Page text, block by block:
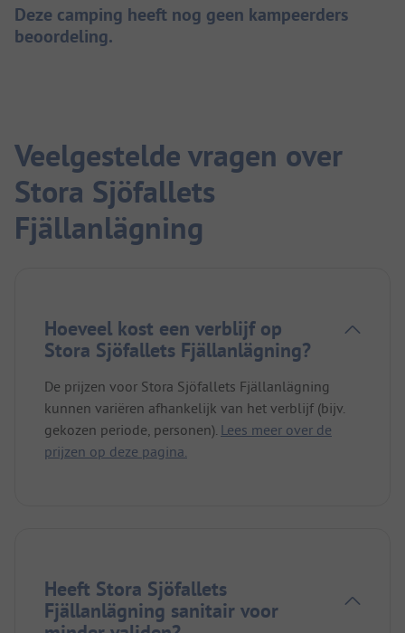
Deze camping heeft nog geen kampeerders
beoordeling.
Veelgestelde vragen over
Stora Sjöfallets
Fjällanlägning
Hoeveel kost een verblijf op
Stora Sjöfallets Fjällanlägning?
De prijzen voor Stora Sjöfallets Fjällanlägning
kunnen variëren afhankelijk van het verblijf (bijv.
gekozen periode, personen). Lees meer over de
prijzen op deze pagina.
Heeft Stora Sjöfallets
Fjällanlägning sanitair voor